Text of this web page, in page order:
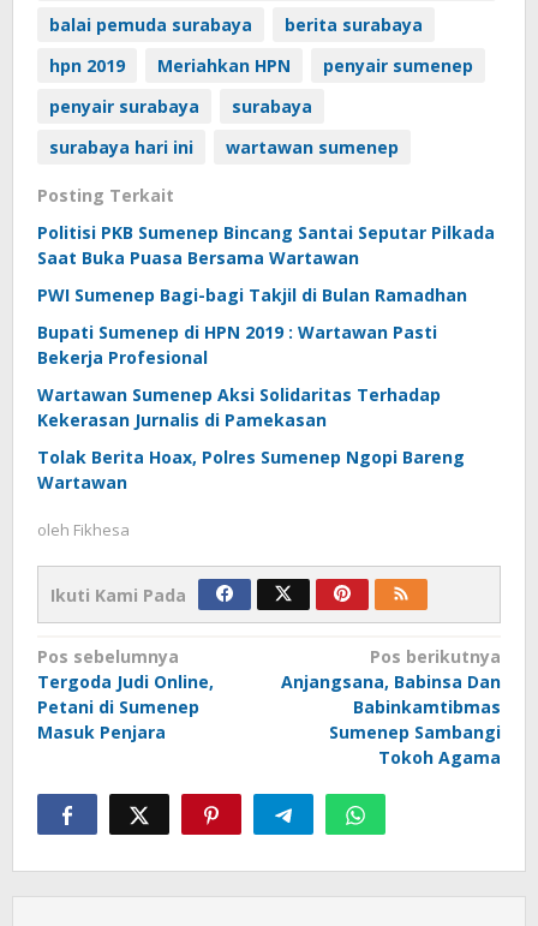
balai pemuda surabaya
berita surabaya
hpn 2019
Meriahkan HPN
penyair sumenep
penyair surabaya
surabaya
surabaya hari ini
wartawan sumenep
Posting Terkait
Politisi PKB Sumenep Bincang Santai Seputar Pilkada
Saat Buka Puasa Bersama Wartawan
PWI Sumenep Bagi-bagi Takjil di Bulan Ramadhan
Bupati Sumenep di HPN 2019 : Wartawan Pasti
Bekerja Profesional
Wartawan Sumenep Aksi Solidaritas Terhadap
Kekerasan Jurnalis di Pamekasan
Tolak Berita Hoax, Polres Sumenep Ngopi Bareng
Wartawan
oleh Fikhesa
Ikuti Kami Pada
Navigasi
pos
Pos sebelumnya
Tergoda Judi Online,
Petani di Sumenep
Masuk Penjara
Pos berikutnya
Anjangsana, Babinsa Dan
Babinkamtibmas
Sumenep Sambangi
Tokoh Agama